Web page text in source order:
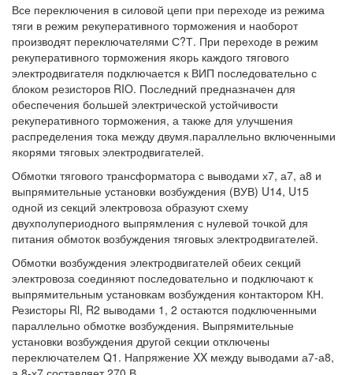
Все переключения в силовой цепи при переходе из режима
тяги в режим рекуперативного торможения и наоборот
производят переключателями С?Т. При переходе в режим
рекуперативного торможения якорь каждого тягового
электродвигателя подключается к ВИП последовательно с
блоком резисторов RIO. Последний предназначен для
обеспечения большей электрической устойчивости
рекуперативного торможения, а также для улучшения
распределения тока между двумя.параллельно включенными
якорями тяговых электродвигателей.
Обмотки тягового трансформатора с выводами х7, а7, а8 и
выпрямительные установки возбуждения (ВУВ) U14, U15
одной из секций электровоза образуют схему
двухполупериодного выпрямления с нулевой точкой для
питания обмоток возбуждения тяговых электродвигателей.
Обмотки возбуждения электродвигателей обеих секций
электровоза соединяют последовательно и подключают к
выпрямительным установкам возбуждения контактором КН.
Резисторы Rl, R2 выводами 1, 2 остаются подключенными
параллельно обмотке возбуждения. Выпрямительные
установки возбуждения другой секции отключены
переключателем Q1. Напряжение XX между выводами а7-а8,